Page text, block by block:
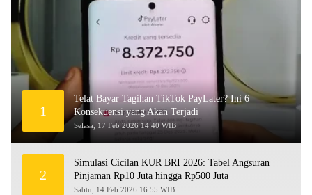
1
Telat Bayar Tagihan TikTok PayLater? Ini 6
Konsekuensi yang Akan Terjadi
Selasa, 17 Feb 2026 14:40 WIB
2
Simulasi Cicilan KUR BRI 2026: Tabel Angsuran
Pinjaman Rp10 Juta hingga Rp500 Juta
Sabtu, 14 Feb 2026 16:55 WIB